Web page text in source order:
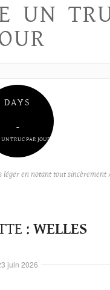
UN
DAYS
–
TRUC PAR JOUR
léger en notant tout sincèrement
: WELLES
juin 2026